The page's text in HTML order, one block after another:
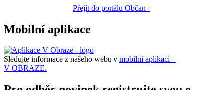
Přejít do portálu Občan+
Mobilní aplikace
Sledujte informace z našeho webu v mobilní aplikaci –
V OBRAZE.